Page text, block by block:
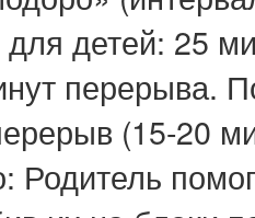
для детей: 25
перерыва.
(15-20
Родитель